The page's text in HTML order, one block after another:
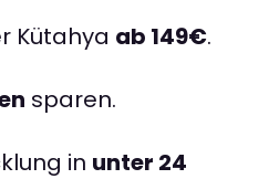
Kütahya ab 149€.
sparen.
in unter 24